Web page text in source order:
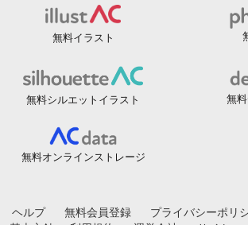
無料イラスト
無料シルエットイラスト 無
無料オンラインストレージ
ヘルプ 無料会員登録 プライバシーポリ